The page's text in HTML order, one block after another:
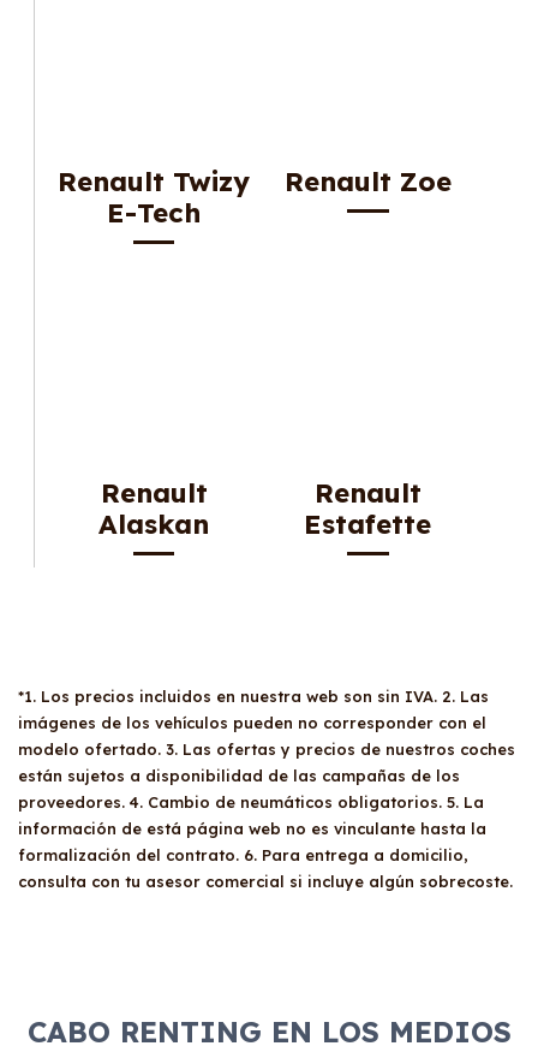
Renault Twizy
E-Tech
Renault Zoe
Renault
Alaskan
Renault
Estafette
*1. Los precios incluidos en nuestra web son sin IVA. 2. Las
imágenes de los vehículos pueden no corresponder con el
modelo ofertado. 3. Las ofertas y precios de nuestros coches
están sujetos a disponibilidad de las campañas de los
proveedores. 4. Cambio de neumáticos obligatorios. 5. La
información de está página web no es vinculante hasta la
formalización del contrato. 6. Para entrega a domicilio,
consulta con tu asesor comercial si incluye algún sobrecoste.
CABO RENTING EN LOS MEDIOS